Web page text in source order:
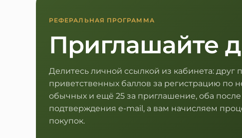
РЕФЕРАЛЬНАЯ ПРОГРАММА
Приглашайте
Делитесь личной ссылкой из кабинета: друг
приветственных баллов за регистрацию по
обычных и ещё 25 за приглашение, оба после
подтверждения e-mail, а вам начисляем
покупок.